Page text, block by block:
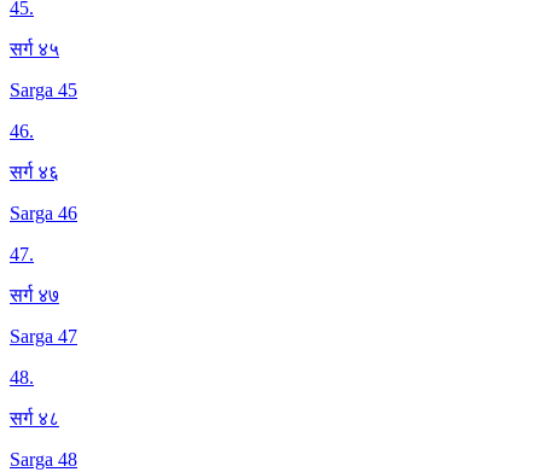
45.
सर्ग ४५
Sarga 45
46.
सर्ग ४६
Sarga 46
47.
सर्ग ४७
Sarga 47
48.
सर्ग ४८
Sarga 48